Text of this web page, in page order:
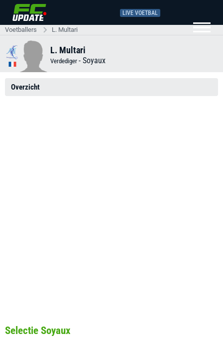
LIVE VOETBAL
Voetballers L. Multari
L. Multari
Verdediger - Soyaux
Overzicht
Selectie Soyaux